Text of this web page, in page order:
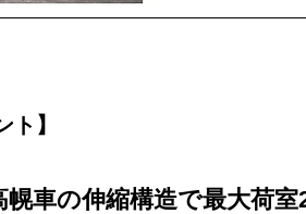
ト】
幌車の伸縮構造で最大荷